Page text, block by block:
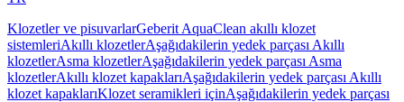
Klozetler ve pisuvarlarGeberit AquaClean akıllı klozet
sistemleriAkıllı klozetlerAşağıdakilerin yedek parçası Akıllı
klozetlerAsma klozetlerAşağıdakilerin yedek parçası Asma
klozetlerAkıllı klozet kapaklarıAşağıdakilerin yedek parçası Akıllı
klozet kapaklarıKlozet seramikleri içinAşağıdakilerin yedek parçası